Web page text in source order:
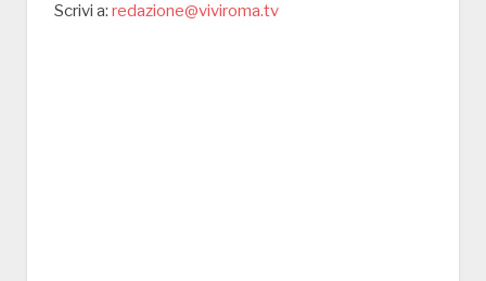
Scrivi a: redazione@viviroma.tv